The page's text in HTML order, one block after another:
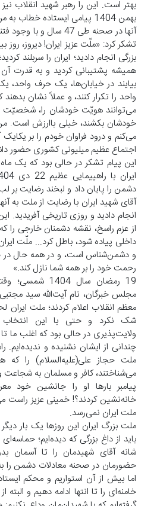
بهمن 1404 پیامی ایستاده
آنها در صحنه طی 47
تشکر کرد: «ملّت عزیز ایران! دیروز،
بزرگی انجام دادید؛ ایران را سربلند
همیشه پشتیبانی کردید و به قدرت
بیایند در خیابان‌ها، یک حرف
واحد را تکرار کنند، و عملاً نشان
می‌توانند هویّت خودشان را، شخصیّت
خودشان بکشند، خیلی باارزش است.
می‌کنم و درود فراوان خودم را بر
اجتماع عظیم میلیونی کشوری حضور
این پیام تشکر در حالی بود که یک
دشمن را پایان داد و لبخند رضایت بر
آقای شهید ایران با رضایت از ملت به
انجام دادید و روزی تاریخی آفریدید.
از عزم راسخ، نقشه‌ دشمنان خارجی را
داخلی پیاده شود، باطل کرد... ملّت
و دشمن‌شناس است، و در همه حال در
رحمت خود را بر همه‌ شما نازل کند.»
19 رمضان سال
مجلس خبرگان، نام آیت‌الله سید مجتبی
معظم انقلاب اعلام کردند؛ ملت ایران
شک نکرد و حتی با این انتخاب
ولایت‌پذیری در حالی بود که اغلب ما
چندانی از ایشان نشنیده و
ملت حجاز علی(علیه‌السلام) را که
می‌شناختند، کافر و مسلمان به شجاعت
خانه‌نشین کردند؟! خمینی عزیز
ملت ایران نمی‌رسد.
ملت بزرگ ایران این روزها یک بار
باید از داغ بزرگی که دیده‌ایم؛
شانه آقای شهیدمان را تا آسمان
حضورمان در صحنه معادلات دشمن را
اما بیش از آن استواریم و محکم
خامنه‌ای را تا انتها ادامه دهیم و